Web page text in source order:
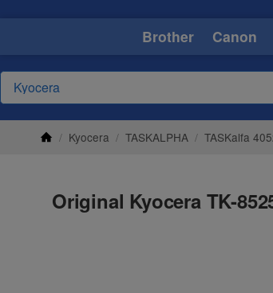
Brother Canon
/ Kyocera / TASKALPHA / TASKalfa
Original Kyocera TK-